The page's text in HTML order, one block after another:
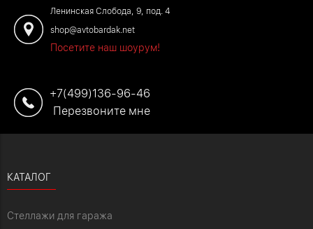
Ленинская Слобода, 9, под. 4
shop@avtobardak.net
Посетите наш шоурум!
+7(499)136-96-46
Перезвоните мне
КАТАЛОГ
Стеллажи для гаража